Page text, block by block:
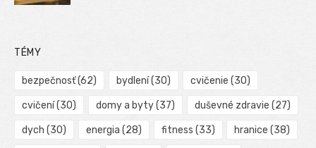
TÉMY
bezpečnosť(62) bydlení(30) cvičenie (30)
cvičení(30) domy a byty(37) duševné zdravie (27)
dych (30) energia (28) fitness (33) hranice (38)